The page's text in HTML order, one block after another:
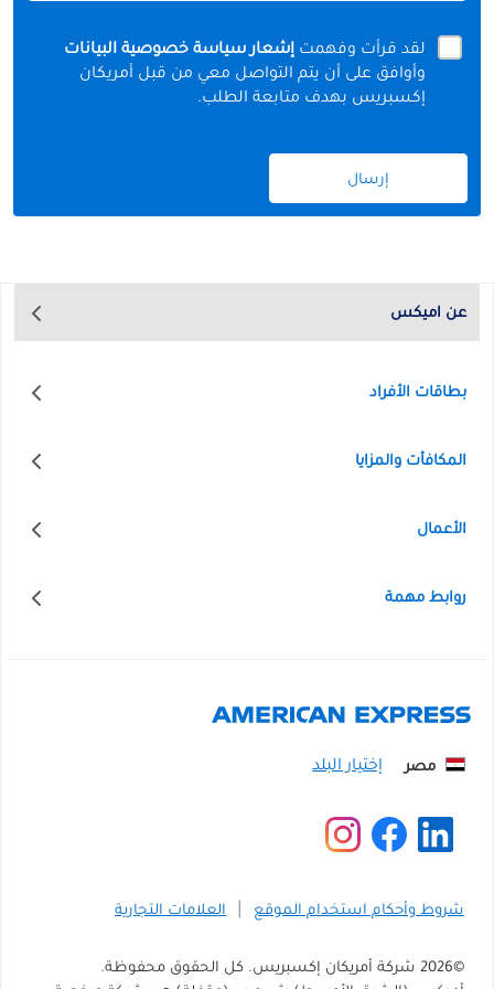
لقد قرأت وفهمت إشعار سياسة خصوصية البيانات
وأوافق على أن يتم التواصل معي من قبل أمريكان
إكسبريس بهدف متابعة الطلب.
إرسال
عن اميكس
بطاقات الأفراد
المكافأت والمزايا
الأعمال
روابط مهمة
مصر
شروط وأحكام استخدام الموقع العلامات التجارية
©
2026 شركة أمريكان إكسبريس. كل الحقوق محفوظة.